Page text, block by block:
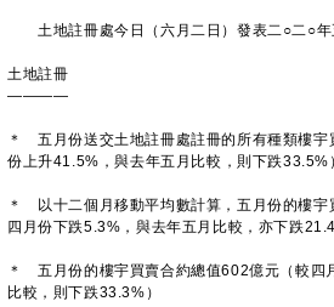
土地註冊處今日（六月二日）發表二○二○年
土地註冊
————
＊ 五月份送交土地註冊處註冊的所有種類樓宇
份上升41.5%，與去年五月比較，則下跌33.5%
＊ 以十二個月移動平均數計算，五月份的樓宇
四月份下跌5.3%，與去年五月比較，亦下跌
＊ 五月份的樓宇買賣合約總值602億元（較四
比較，則下跌33.3%）